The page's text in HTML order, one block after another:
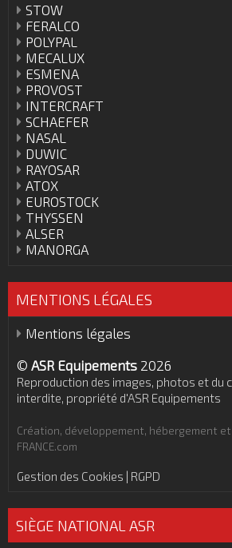
STOW
FERALCO
POLYPAL
MECALUX
ESMENA
PROVOST
INTERCRAFT
SCHAEFER
NASAL
DUWIC
RAYOSAR
ATOX
EUROSTOCK
THYSSEN
ALSER
MANORGA
MENTIONS LÉGALES
Mentions légales
© ASR Equipements 2026
Reproduction des images, photos et du
interdite, propriété d'ASR Equipements
Création, développement, hébergement
FRANCE.com
Gestion des Cookies | RGPD
SIÈGE NATIONAL ASR